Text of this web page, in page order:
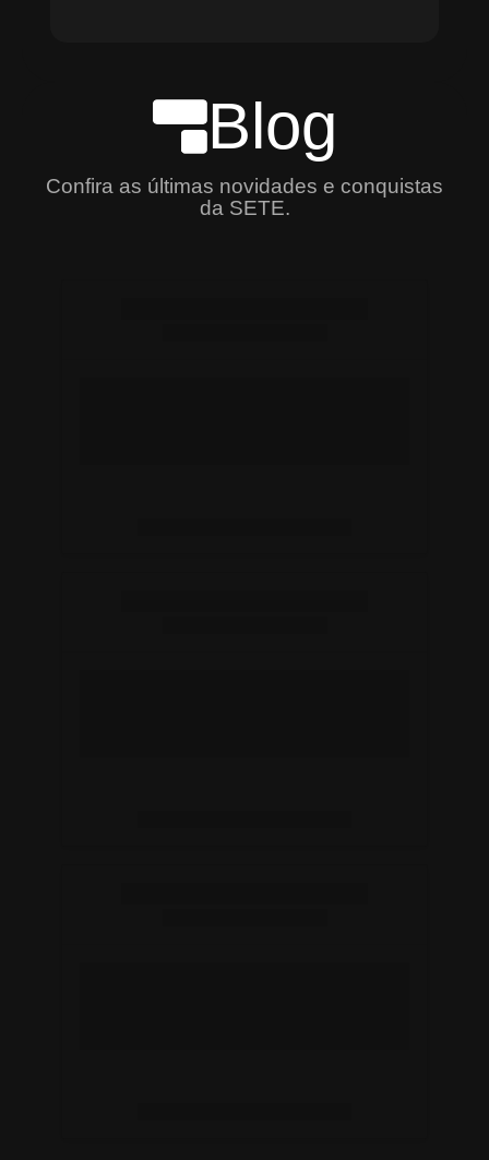
Blog
Confira as últimas novidades e conquistas
da SETE.